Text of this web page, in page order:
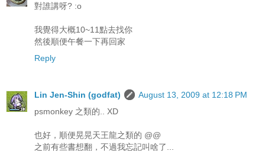
對誰講呀? :o
我覺得大概10~11點去找你
然後順便午餐一下再回家
Reply
Lin Jen-Shin (godfat)
August 13, 2009 at 12:18 PM
psmonkey 之類的.. XD
也好，順便晃晃天王龍之類的 @@
之前有些書想翻，不過我忘記叫啥了...